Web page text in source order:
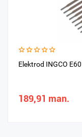
Elektrod INGCO
189,91 man.